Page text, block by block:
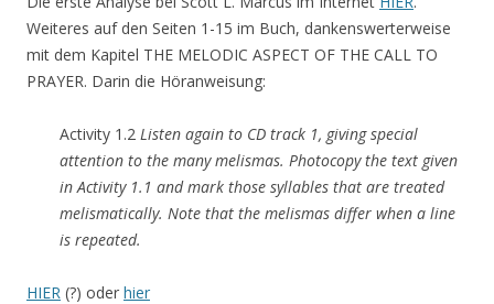
Weiteres auf den Seiten 1-15 im Buch, dankenswerterweise
mit dem Kapitel THE MELODIC ASPECT OF THE CALL TO
PRAYER. Darin die Höranweisung:
Activity 1.2 Listen again to CD track 1, giving special
attention to the many melismas. Photocopy the text given
in Activity 1.1 and mark those syllables that are treated
melismatically. Note that the melismas differ when a line
is repeated.
HIER (?) oder hier